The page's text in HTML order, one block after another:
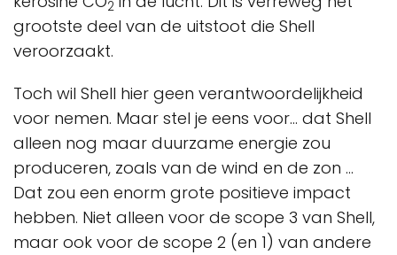
2
grootste deel van de uitstoot die Shell
veroorzaakt.
Toch wil Shell hier geen verantwoordelijkheid
voor nemen. Maar stel je eens voor... dat Shell
alleen nog maar duurzame energie zou
produceren, zoals van de wind en de zon ...
Dat zou een enorm grote positieve impact
hebben. Niet alleen voor de scope 3 van Shell,
maar ook voor de scope 2 (en 1) van andere